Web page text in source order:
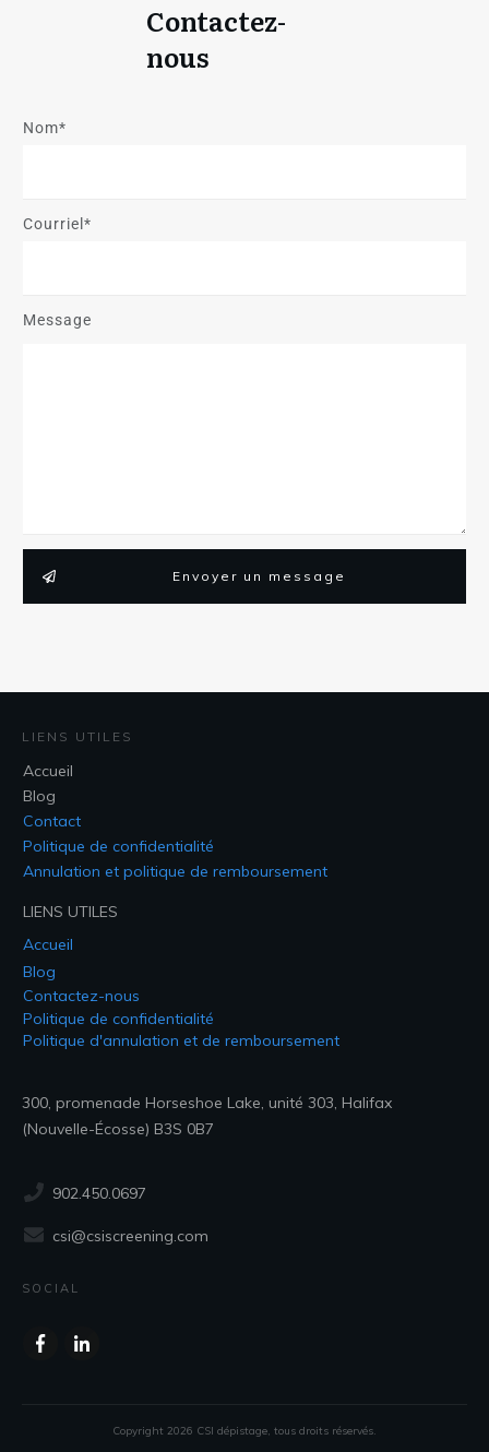
Contactez-
nous
Nom*
Courriel*
Message
Envoyer un message
LIENS UTILES
Accueil
Blog
Contact
Politique de confidentialité
Annulation et politique de remboursement
LIENS UTILES
Accueil
Blog
Contactez-nous
Politique de confidentialité
Politique d'annulation et de remboursement
300, promenade Horseshoe Lake, unité 303, Halifax
(Nouvelle-Écosse) B3S 0B7
902.450.0697
csi@csiscreening.com
SOCIAL
Copyright 2026 CSI dépistage, tous droits réservés.